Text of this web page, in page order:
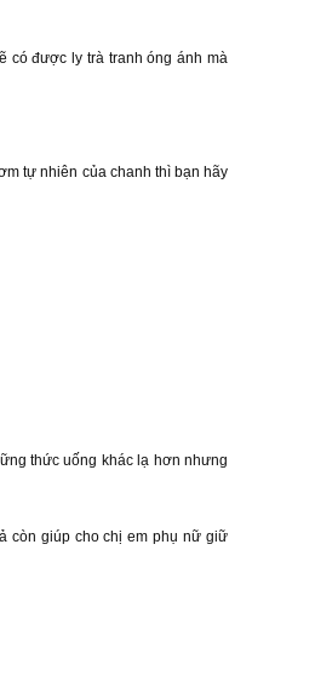
có được ly trà tranh óng ánh mà
tự nhiên của chanh thì bạn hãy
thức uống khác lạ hơn nhưng
còn giúp cho chị em phụ nữ giữ